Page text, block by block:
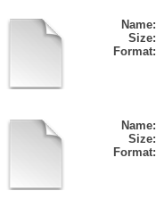
Name:
Size:
Format:
Name:
Size:
Format: